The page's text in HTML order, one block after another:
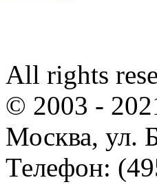
All rights
© 2003 -
Москва, ул.
Телефон: